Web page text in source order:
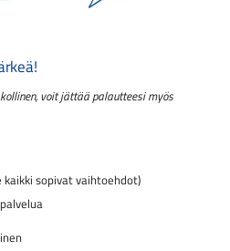
voit jättää palautteesi myös
kaikki sopivat vaihtoehdot)